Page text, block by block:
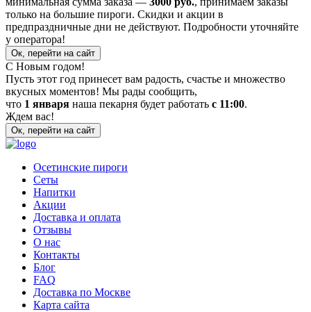
только на большие пироги. Скидки и акции в
предпраздничные дни не действуют. Подробности уточняйте
у оператора!
Ок, перейти на сайт
С Новым годом!
Пусть этот год принесет вам радость, счастье и множество
вкусных моментов! Мы рады сообщить,
что 1 января наша пекарня будет работать с 11:00.
Ждем вас!
Ок, перейти на сайт
Осетинские пироги
Сеты
Напитки
Акции
Доставка и оплата
Отзывы
О нас
Контакты
Блог
FAQ
Доставка по Москве
Карта сайта